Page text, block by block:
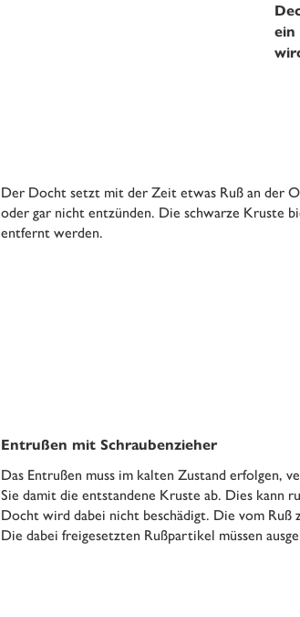
ein
Der Docht setzt mit der Zeit etwas Ruß an der
oder gar nicht entzünden. Die schwarze Kruste
entfernt werden.
Entrußen mit Schraubenzieher
Das Entrußen muss im kalten Zustand erfolgen,
Sie damit die entstandene Kruste ab. Dies kann
Docht wird dabei nicht beschädigt. Die vom Ruß
Die dabei freigesetzten Rußpartikel müssen